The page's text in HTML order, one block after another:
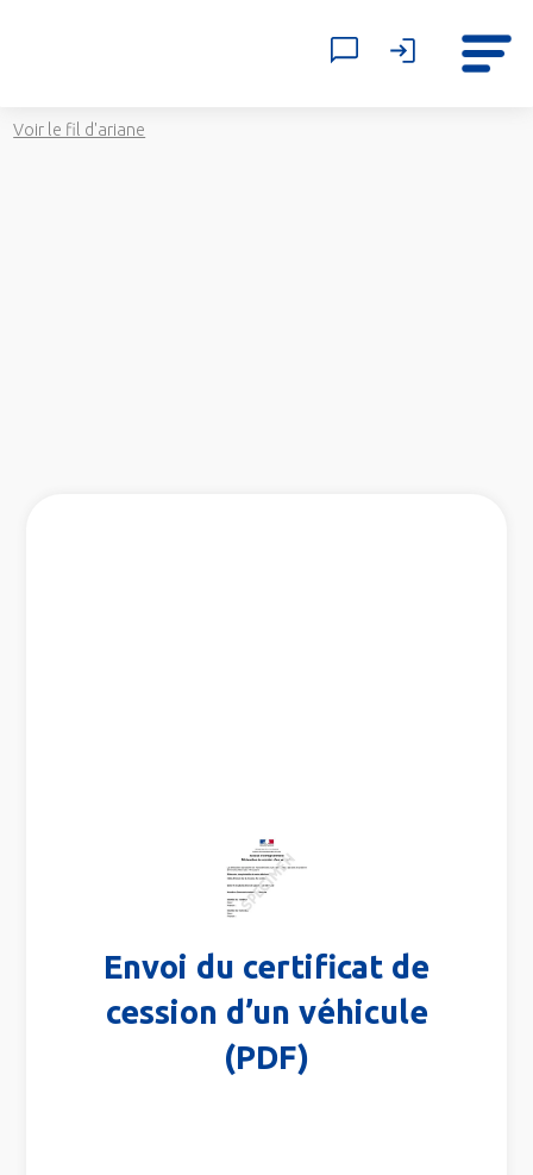
Voir le fil d'ariane
Envoi du certificat de
cession d’un véhicule
(PDF)